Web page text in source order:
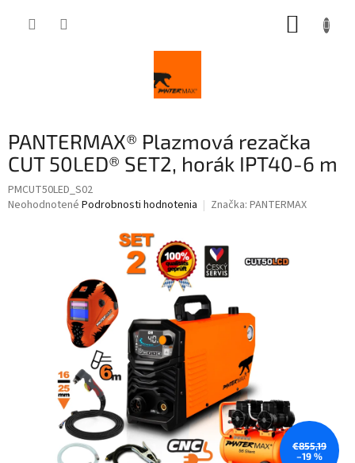
PANTERMAX® Plazmová rezačka
CUT 50LED® SET2, horák IPT40-6 m
PMCUT50LED_S02
Priemerné
Neohodnotené Podrobnosti hodnotenia Značka: PANTERMAX
€855,19
–19 %